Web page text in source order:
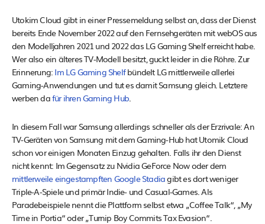
Utokim Cloud gibt in einer Pressemeldung selbst an, dass der Dienst
bereits Ende November 2022 auf den Fernsehgeräten mit webOS aus
den Modelljahren 2021 und 2022 das LG Gaming Shelf erreicht habe.
Wer also ein älteres TV-Modell besitzt, guckt leider in die Röhre. Zur
Erinnerung: Im LG Gaming Shelfbündelt LG mittlerweile allerlei
Gaming-Anwendungen und tut es damit Samsung gleich. Letztere
werben dafür ihren Gaming Hub
In diesem Fall war Samsung allerdings schneller als der Erzrivale: An
TV-Geräten von Samsung mit dem Gaming-Hub hat Utomik Cloud
schon vor einigen Monaten Einzug gehalten. Falls ihr den Dienst
nicht kennt: Im Gegensatz zu Nvidia GeForce Now oder dem
mittlerweile eingestampften Google Stadiagibt es dort weniger
Triple-A-Spiele und primär Indie- und Casual-Games. Als
Paradebeispiele nennt die Plattform selbst etwa „Coffee Talk“, „My
Time in Portia“ oder „Turnip Boy Commits Tax Evasion“.